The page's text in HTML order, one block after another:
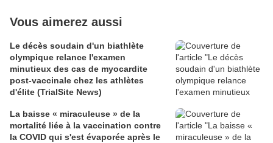
Vous aimerez aussi
Le décès soudain d'un biathlète
olympique relance l'examen
minutieux des cas de myocardite
post-vaccinale chez les athlètes
d'élite (TrialSite News)
La baisse « miraculeuse » de la
mortalité liée à la vaccination contre
la COVID qui s'est évaporée après le